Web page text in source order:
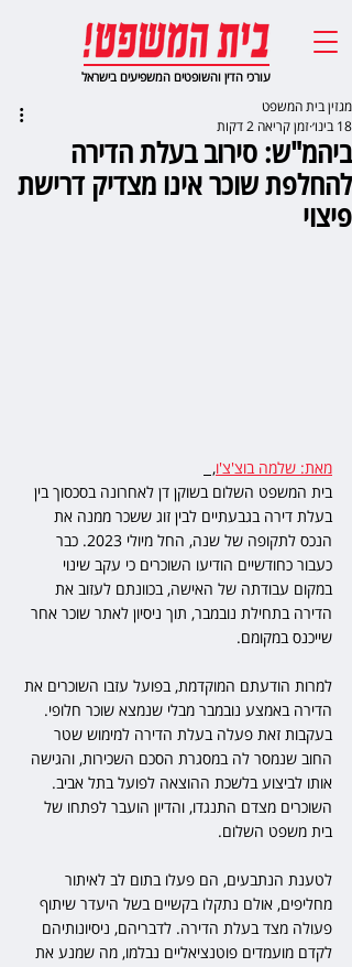
עורכי הדין והשופטים המשפיעים בישראל
ביהמ"ש: סירוב בעלת הדירה
להחלפת שוכר אינו מצדיק דרישת
פיצוי
מגזין בית המשפט
18 בינו׳
זמן קריאה 2 דקות
מאת: שלמה בוצ'צ'ו,
בית המשפט השלום בשוקן דן לאחרונה בסכסוך בין
בעלת דירה בגבעתיים לבין זוג ששכר ממנה את
הנכס לתקופה של שנה, החל מיולי 2023. כבר
כעבור כחודשיים הודיעו השוכרים כי עקב שינוי
במקום עבודתה של האישה, בכוונתם לעזוב את
הדירה בתחילת נובמבר, תוך ניסיון לאתר שוכר אחר
שייכנס במקומם.
למרות הודעתם המוקדמת, בפועל עזבו השוכרים את
הדירה באמצע נובמבר מבלי שנמצא שוכר חלופי.
בעקבות זאת פעלה בעלת הדירה למימוש שטר
החוב שנמסר לה במסגרת הסכם השכירות, והגישה
אותו לביצוע בלשכת ההוצאה לפועל בתל אביב.
השוכרים מצדם התנגדו, והדיון הועבר לפתחו של
בית משפט השלום.
לטענת הנתבעים, הם פעלו בתום לב לאיתור
מחליפים, אולם נתקלו בקשיים בשל היעדר שיתוף
פעולה מצד בעלת הדירה. לדבריהם, ניסיונותיהם
לקדם מועמדים פוטנציאליים נבלמו, מה שמנע את